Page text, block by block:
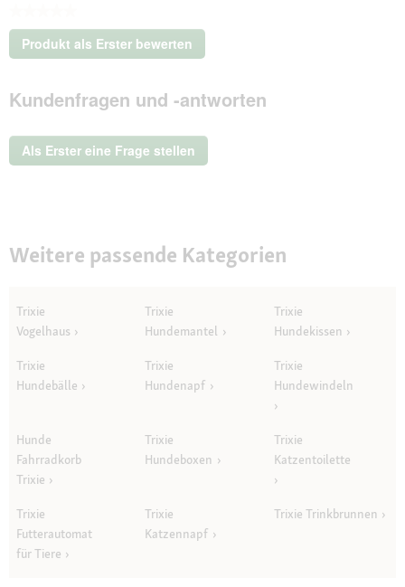
Kein
Beurteilungswert
Produkt als Erster bewerten
.
dieser
Aktion
ein
modales
Kundenfragen und -antworten
Als Erster eine Frage stellen
Weitere passende Kategorien
Trixie
Vogelhaus
Trixie
Hundemantel
Trixie
Hundekissen
Trixie
Hundebälle
Trixie
Hundenapf
Trixie
Hundewindeln
Hunde
Fahrradkorb
Trixie
Trixie
Hundeboxen
Trixie
Katzentoilette
Trixie
Futterautomat
für Tiere
Trixie
Katzennapf
Trixie Trinkbrunnen